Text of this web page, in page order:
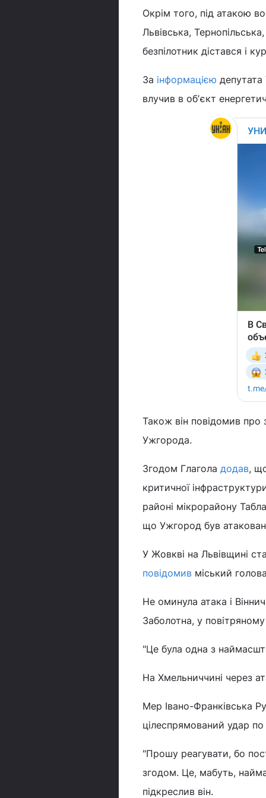
Окрім того, під атакою
Львівська,
безпілотник дістався і
За інформацією депутата
влучив в обʼєкт
Також він повідомив
Ужгорода.
Згодом Глагола додав,
критичної
районі мікрорайону
що Ужгород був
У Жовкві на Львівщині
повідомив міський
Не оминула атака і
Заболотна, у
"Це була одна з
На Хмельниччині через
Мер Івано-Франківська
цілеспрямований удар
"Прошу реагувати, бо
згодом. Це, мабуть,
підкреслив він.